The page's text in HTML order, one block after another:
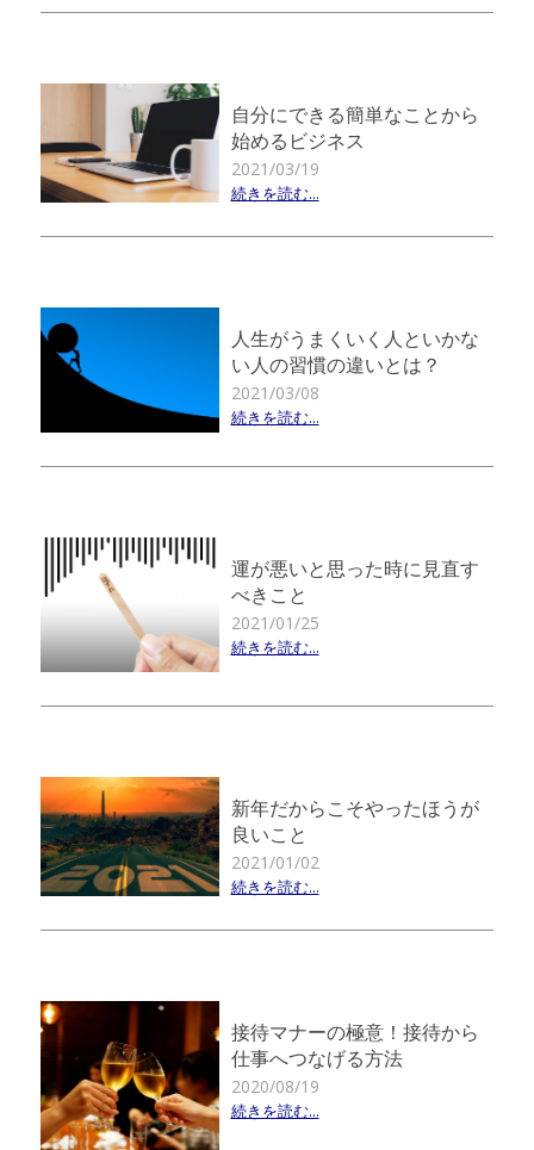
自分にできる簡単なことから
始めるビジネス
2021/03/19
続きを読む...
人生がうまくいく人といかな
い人の習慣の違いとは？
2021/03/08
続きを読む...
運が悪いと思った時に見直す
べきこと
2021/01/25
続きを読む...
新年だからこそやったほうが
良いこと
2021/01/02
続きを読む...
接待マナーの極意！接待から
仕事へつなげる方法
2020/08/19
続きを読む...